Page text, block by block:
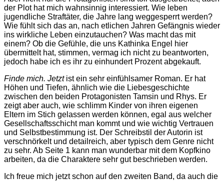
der Plot hat mich wahnsinnig interessiert. Wie leben
jugendliche Straftäter, die Jahre lang weggesperrt werden?
Wie fühlt sich das an, nach etlichen Jahren Gefängnis wieder
ins wirkliche Leben einzutauchen? Was macht das mit
einem? Ob die Gefühle, die uns Kathinka Engel hier
übermittelt hat, stimmen, vermag ich nicht zu beantworten,
jedoch habe ich es ihr zu einhundert Prozent abgekauft.
Finde mich. Jetztist ein sehr einfühlsamer Roman. Er hat
Höhen und Tiefen, ähnlich wie die Liebesgeschichte
zwischen den beiden Protagonisten Tamsin und Rhys. Er
zeigt aber auch, wie schlimm Kinder von ihren eigenen
Eltern im Stich gelassen werden können, egal aus welcher
Gesellschaftsschicht man kommt und wie wichtig Vertrauen
und Selbstbestimmung ist. Der Schreibstil der Autorin ist
verschnörkelt und detailreich, aber typisch dem Genre nicht
zu sehr. Ab Seite 1 kann man wunderbar mit dem Kopfkino
arbeiten, da die Charaktere sehr gut beschrieben werden.
Ich freue mich jetzt schon auf den zweiten Band, da auch die